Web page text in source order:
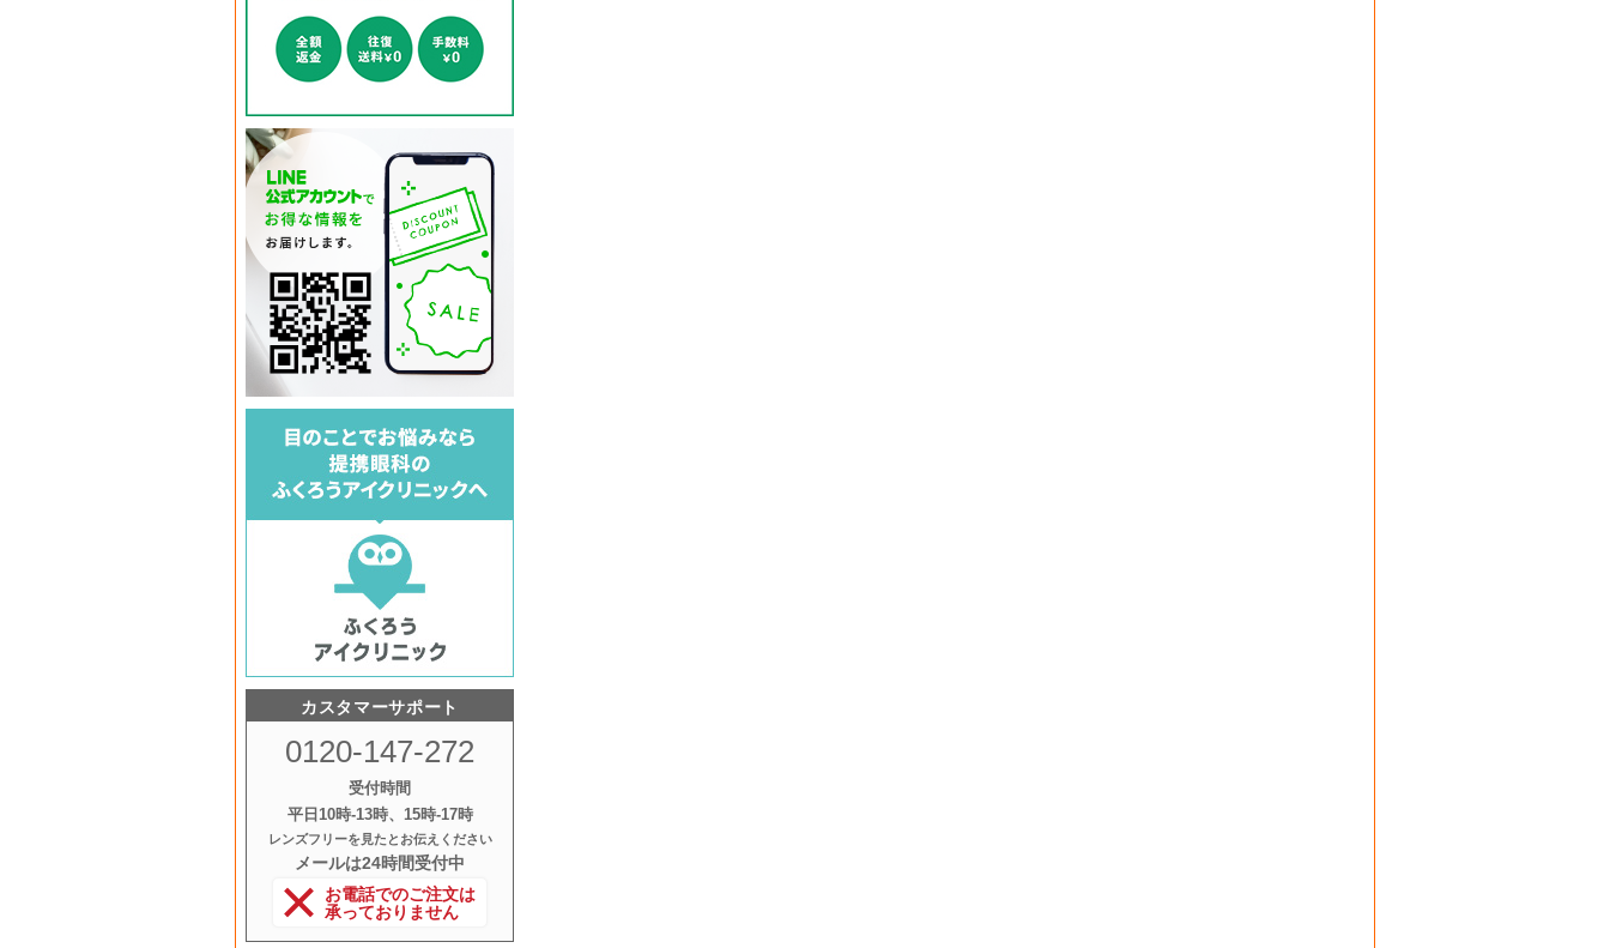
カスタマーサポート
0120-147-272
受付時間
平日10時‐13時、15時‐17時
レンズフリーを見たとお伝えください
メールは24時間受付中
お電話でのご注文は
承っておりません